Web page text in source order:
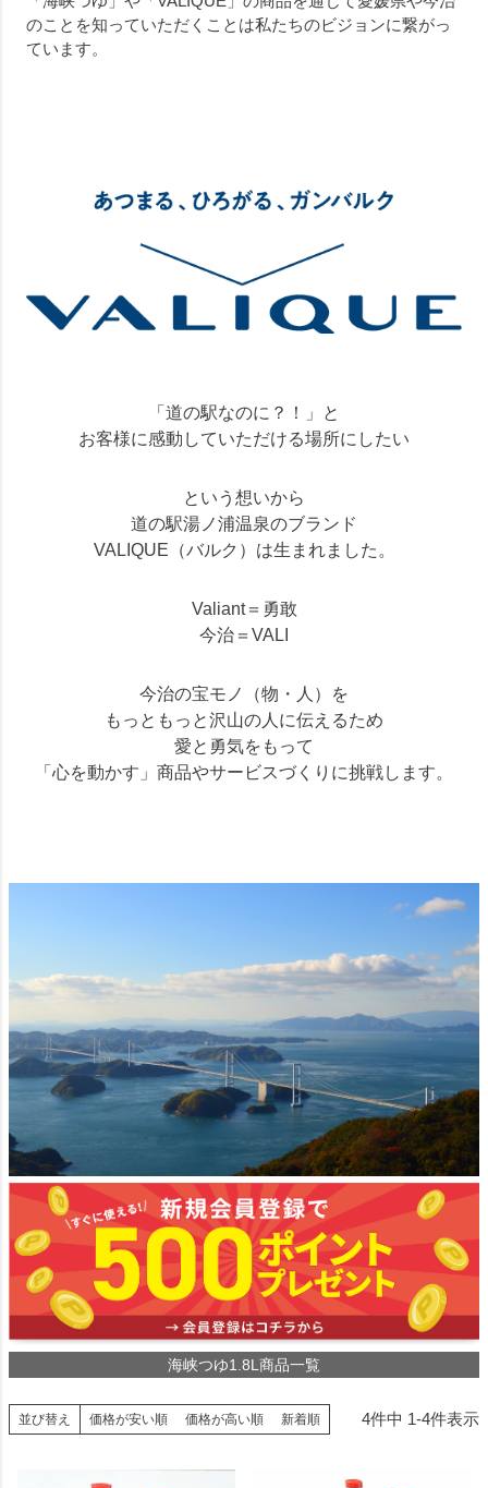
のことを知っていただくことは私たちのビジョンに繋がっ
ています。
「道の駅なのに？！」と
お客様に感動していただける場所にしたい
という想いから
道の駅湯ノ浦温泉のブランド
VALIQUE（バルク）は生まれました。
Valiant＝勇敢
今治＝VALI
今治の宝モノ（物・人）を
もっともっと沢山の人に伝えるため
愛と勇気をもって
「心を動かす」商品やサービスづくりに挑戦します。
海峡つゆ1.8L商品一覧
並び替え 価格が安い順 価格が高い順 新着順 4件中 1-4件表示